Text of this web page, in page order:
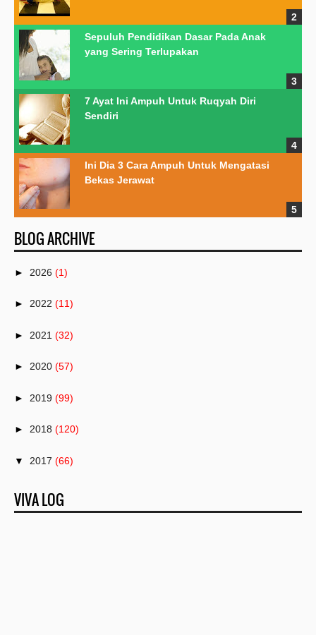
Sepuluh Pendidikan Dasar Pada Anak
yang Sering Terlupakan
7 Ayat Ini Ampuh Untuk Ruqyah Diri
Sendiri
Ini Dia 3 Cara Ampuh Untuk Mengatasi
Bekas Jerawat
BLOG ARCHIVE
► 2026 (1)
► 2022 (11)
► 2021 (32)
► 2020 (57)
► 2019 (99)
► 2018 (120)
▼ 2017 (66)
►November (6)
VIVA LOG